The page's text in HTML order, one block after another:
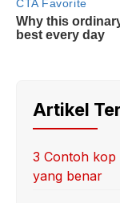
Artikel
3 Contoh
yang benar